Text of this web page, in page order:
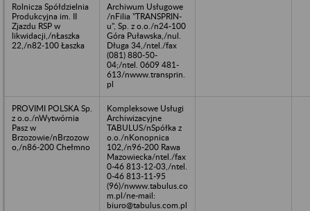
Rolnicza Spółdzielnia
Produkcyjna im. II
Zjazdu RSP w
likwidacji,/nŁaszka
22,/n82-100 Łaszka
Archiwum Usługowe
/nFilia "TRANSPRIN-
u", Sp. z o.o./n24-100
Góra Puławska,/nul.
Długa 34,/ntel./fax
(081) 880-50-
04;/ntel. 0609 481-
613/nwww.transprin.
pl
PROVIMI POLSKA Sp.
z o.o./nWytwórnia
Pasz w
Brzozowie/nBrzozow
o,/n86-200 Chełmno
Kompleksowe Usługi
Archiwizacyjne
TABULUS/nSpółka z
o.o./nKonopnica
102,/n96-200 Rawa
Mazowiecka/ntel./fax
0-46 813-12-03,/ntel.
0-46 813-11-95
(96)/nwww.tabulus.co
m.pl/ne-mail:
biuro@tabulus.com.pl